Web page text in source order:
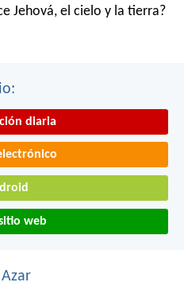
Jehová, el cielo y la tierra?
diaria
web